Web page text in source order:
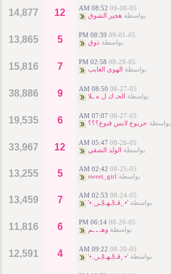
09-08-05
08:52 AM
بواسطة هجير الشوق 12
14,877
09-01-05
08:39 PM
بواسطة ذوق 5
13,865
08-28-05
02:58 PM
بواسطة
الهوى الغايب 7
15,816
08-27-05
08:50 AM
بواسطة
الحـ ك ل ه ـلا 9
38,886
08-27-05
07:07 AM
بواسطة جربوع لابس قبوع؟؟؟ 6
19,535
08-26-05
05:47 AM
بواسطة
الولد الشقي 12
33,967
08-25-05
02:42 AM
بواسطة sweet_girl
5
13,255
08-24-05
02:53 AM
بواسطة '•.¸قـ§ـهـ§ـر¸.•' 7
13,459
08-20-05
06:14 PM
بواسطة وهـ ـ ـم 6
11,816
08-20-05
09:22 AM
بواسطة '•.¸قـ§ـهـ§ـر¸.•' 4
12,591